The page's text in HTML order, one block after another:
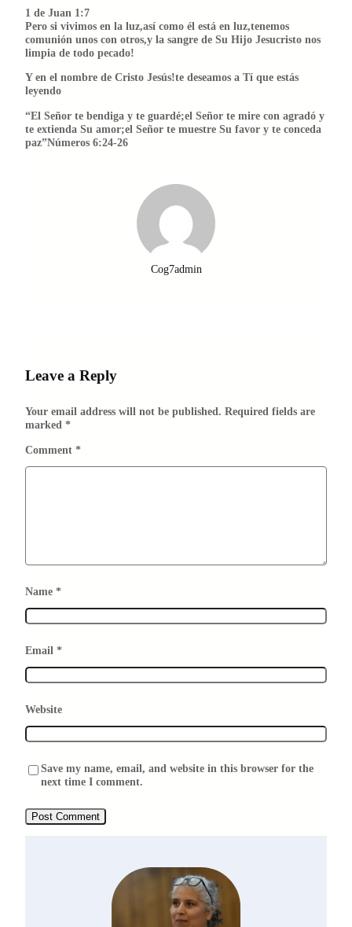
1 de Juan 1:7
Pero si vivimos en la luz,así como él está en luz,tenemos
comunión unos con otros,y la sangre de Su Hijo Jesucristo nos
limpia de todo pecado!
Y en el nombre de Cristo Jesús!te deseamos a Tí que estás
leyendo
“El Señor te bendiga y te guardé;el Señor te mire con agradó y
te extienda Su amor;el Señor te muestre Su favor y te conceda
paz”Números 6:24-26
Cog7admin
Leave a Reply
Your email address will not be published. Required fields are
marked *
Comment *
Name *
Email *
Website
Save my name, email, and website in this browser for the
next time I comment.